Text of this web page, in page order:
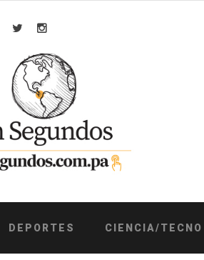
Facebook
TwitterInstagram
DEPORTES CIENCIA/TECNO